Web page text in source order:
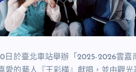
日於臺北車站舉辦「2025-2026雲